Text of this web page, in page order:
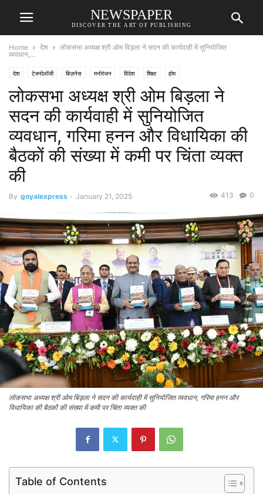
NEWSPAPER
DISCOVER THE ART OF PUBLISHING
Home देश
लोकसभा अध्यक्ष श्री ओम बिड़ला ने सदन की कार्यवाही में सुनियोजित
व्यवधान,...
देश टेक्नोलॉजी बिज़नेस मनोरंजन विदेश शिक्षा होम
लोकसभा अध्यक्ष श्री ओम बिड़ला ने
सदन की कार्यवाही में सुनियोजित
व्यवधान, गरिमा हनन और विधायिका की
बैठकों की संख्या में कमी पर चिंता व्यक्त
की
By goyalexpress - January 21, 2025 0
413
लोकसभा अध्यक्ष श्री ओम बिड़ला ने सदन की कार्यवाही में सुनियोजित व्यवधान, गरिमा हनन और
विधायिका की बैठकों की संख्या में कमी पर चिंता व्यक्त की
Table of Contents